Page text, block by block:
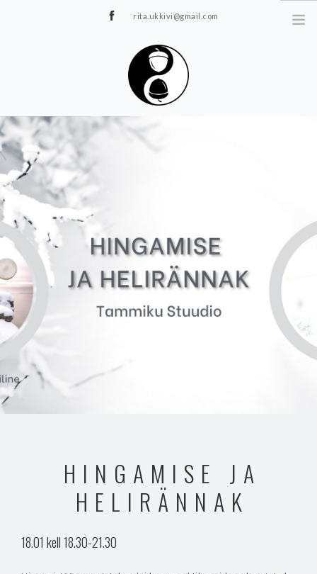
rita.ukkivi@gmail.com
STUUDIOST
TIIMIDELE
GALERII
KONTAKT
HINGAMISE JA
HELIRÄNNAK
18.01 kell 18.30-21.30